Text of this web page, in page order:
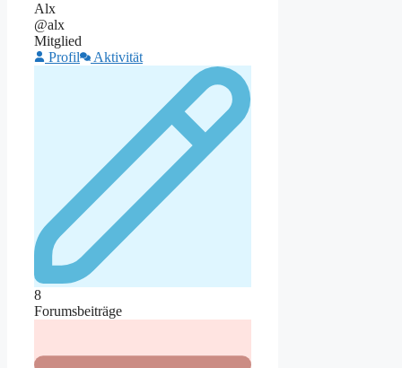
Alx
@alx
Mitglied
Profil
Aktivität
8
Forumsbeiträge